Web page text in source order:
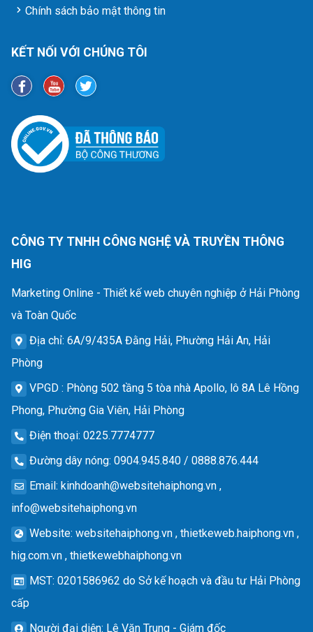
Chính sách bảo mật thông tin
KẾT NỐI VỚI CHÚNG TÔI
CÔNG TY TNHH CÔNG NGHỆ VÀ TRUYỀN THÔNG
HIG
Marketing Online - Thiết kế web chuyên nghiệp ở Hải Phòng
và Toàn Quốc
Địa chỉ: 6A/9/435A Đằng Hải, Phường Hải An, Hải
Phòng
VPGD : Phòng 502 tầng 5 tòa nhà Apollo, lô 8A Lê Hồng
Phong, Phường Gia Viên, Hải Phòng
Điện thoại: 0225.7774777
Đường dây nóng: 0904.945.840 / 0888.876.444
Email: kinhdoanh@websitehaiphong.vn ,
info@websitehaiphong.vn
Website: websitehaiphong.vn , thietkeweb.haiphong.vn ,
hig.com.vn , thietkewebhaiphong.vn
MST: 0201586962 do Sở kế hoạch và đầu tư Hải Phòng
cấp
Người đại diện: Lê Văn Trung - Giám đốc